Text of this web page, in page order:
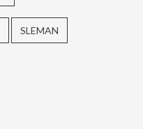
SLEMAN